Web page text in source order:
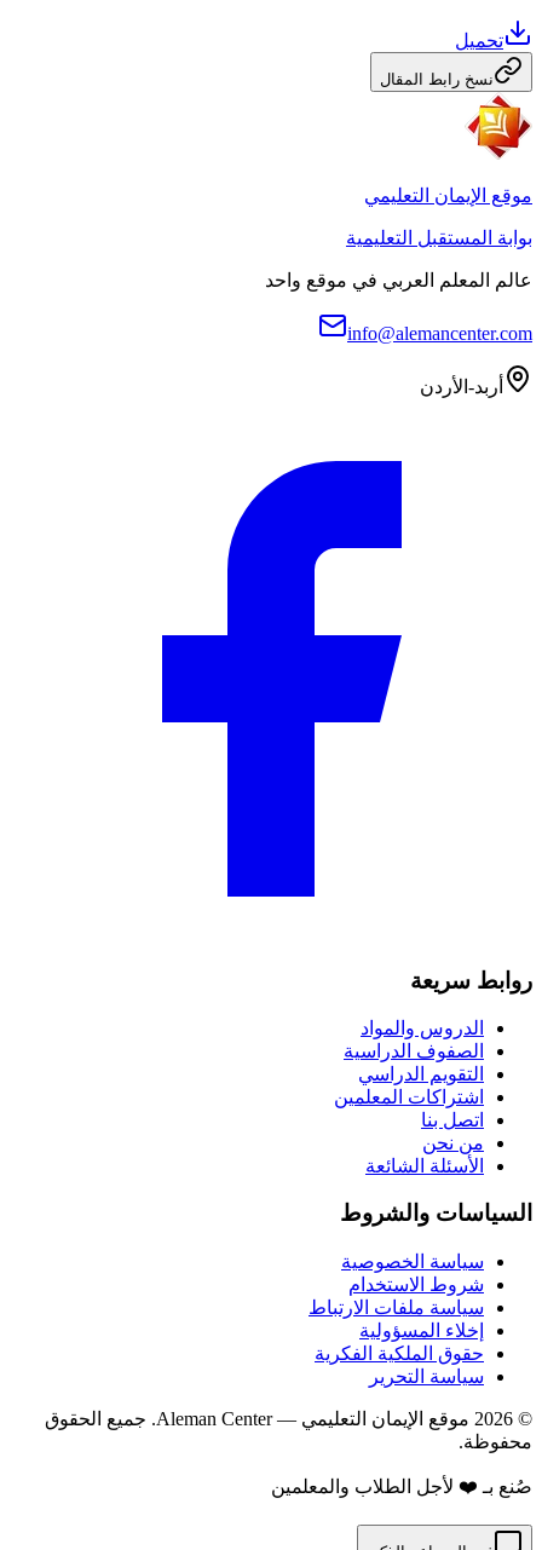
تحميل
نسخ رابط المقال
موقع الإيمان التعليمي
بوابة المستقبل التعليمية
عالم المعلم العربي في موقع واحد
info@alemancenter.com
أربد-الأردن
روابط سريعة
الدروس والمواد
الصفوف الدراسية
التقويم الدراسي
اشتراكات المعلمين
اتصل بنا
من نحن
الأسئلة الشائعة
السياسات والشروط
سياسة الخصوصية
شروط الاستخدام
سياسة ملفات الارتباط
إخلاء المسؤولية
حقوق الملكية الفكرية
سياسة التحرير
©
2026 موقع الإيمان التعليمي
— Aleman Center. جميع الحقوق
محفوظة.
صُنع بـ ❤️ لأجل الطلاب والمعلمين